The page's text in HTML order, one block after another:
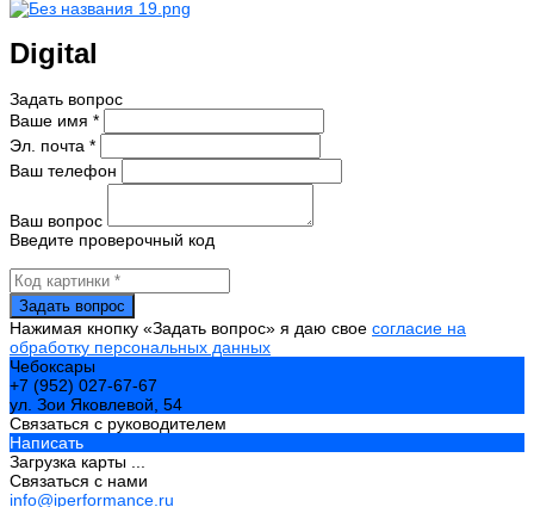
Digital
Задать вопрос
Ваше имя *
Эл. почта *
Ваш телефон
Ваш вопрос
Введите проверочный код
Нажимая кнопку «Задать вопрос» я даю свое согласие на
обработку персональных данных
Чебоксары
+7 (952) 027-67-67
ул. Зои Яковлевой, 54
Связаться с руководителем
Написать
Загрузка карты ...
Связаться с нами
info@iperformance.ru